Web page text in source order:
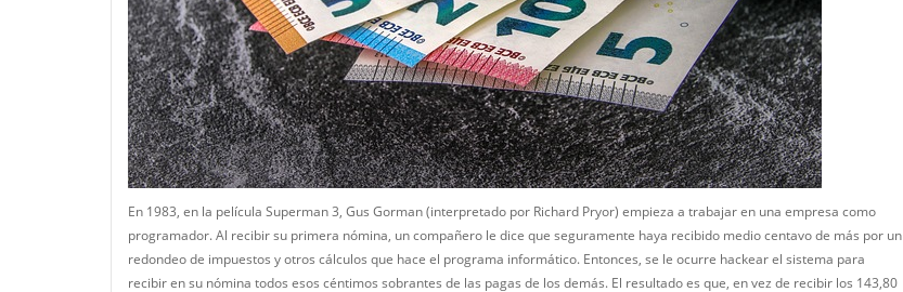
En 1983, en la película Superman 3, Gus Gorman (interpretado por Richard Pryor) empieza a trabajar en una empresa como
programador. Al recibir su primera nómina, un compañero le dice que seguramente haya recibido medio centavo de más por un
redondeo de impuestos y otros cálculos que hace el programa informático. Entonces, se le ocurre hackear el sistema para
recibir en su nómina todos esos céntimos sobrantes de las pagas de los demás. El resultado es que, en vez de recibir los 143,80